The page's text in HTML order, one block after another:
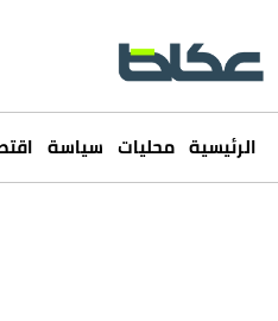
الرئيسية محليات سياسة